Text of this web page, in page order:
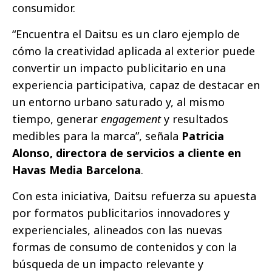
consumidor.
“Encuentra el Daitsu es un claro ejemplo de
cómo la creatividad aplicada al exterior puede
convertir un impacto publicitario en una
experiencia participativa, capaz de destacar en
un entorno urbano saturado y, al mismo
tiempo, generar engagementy resultados
medibles para la marca”, señala Patricia
Alonso, directora de servicios a cliente en
Havas Media Barcelona.
Con esta iniciativa, Daitsu refuerza su apuesta
por formatos publicitarios innovadores y
experienciales, alineados con las nuevas
formas de consumo de contenidos y con la
búsqueda de un impacto relevante y